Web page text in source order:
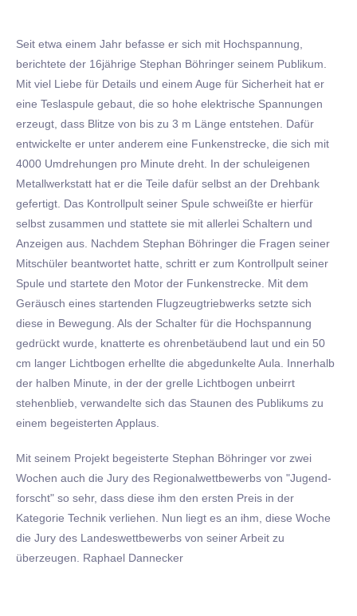
Seit etwa einem Jahr befasse er sich mit Hochspannung,
berichtete der 16jährige Stephan Böhringer seinem Publikum.
Mit viel Liebe für Details und einem Auge für Sicherheit hat er
eine Teslaspule gebaut, die so hohe elektrische Spannungen
erzeugt, dass Blitze von bis zu 3 m Länge entstehen. Dafür
entwickelte er unter anderem eine Funkenstrecke, die sich mit
4000 Umdrehungen pro Minute dreht. In der schuleigenen
Metallwerkstatt hat er die Teile dafür selbst an der Drehbank
gefertigt. Das Kontrollpult seiner Spule schweißte er hierfür
selbst zusammen und stattete sie mit allerlei Schaltern und
Anzeigen aus. Nachdem Stephan Böhringer die Fragen seiner
Mitschüler beantwortet hatte, schritt er zum Kontrollpult seiner
Spule und startete den Motor der Funkenstrecke. Mit dem
Geräusch eines startenden Flugzeugtriebwerks setzte sich
diese in Bewegung. Als der Schalter für die Hochspannung
gedrückt wurde, knatterte es ohrenbetäubend laut und ein 50
cm langer Lichtbogen erhellte die abgedunkelte Aula. Innerhalb
der halben Minute, in der der grelle Lichtbogen unbeirrt
stehenblieb, verwandelte sich das Staunen des Publikums zu
einem begeisterten Applaus.
Mit seinem Projekt begeisterte Stephan Böhringer vor zwei
Wochen auch die Jury des Regionalwettbewerbs von "Jugend-
forscht" so sehr, dass diese ihm den ersten Preis in der
Kategorie Technik verliehen. Nun liegt es an ihm, diese Woche
die Jury des Landeswettbewerbs von seiner Arbeit zu
überzeugen. Raphael Dannecker